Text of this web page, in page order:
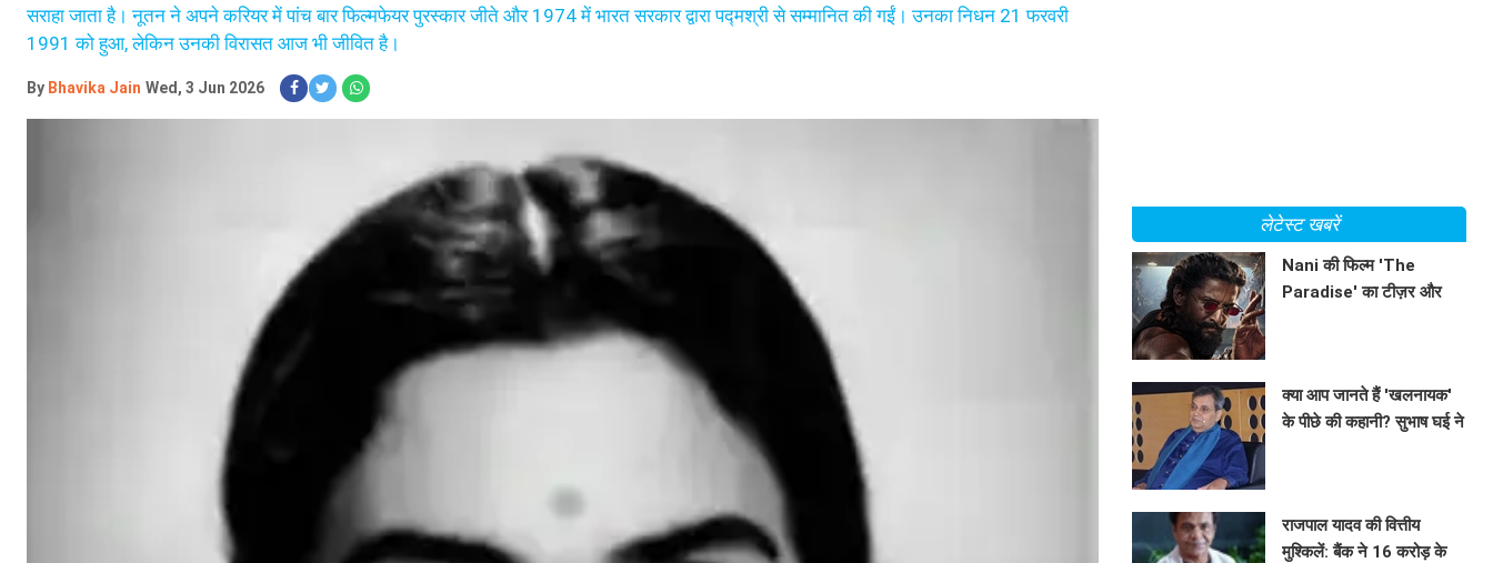
सराहा जाता है। नूतन ने अपने करियर में पांच बार फिल्मफेयर पुरस्कार जीते और 1974 में भारत सरकार द्वारा पद्मश्री से सम्मानित की गईं। उनका निधन 21 फरवरी
1991 को हुआ, लेकिन उनकी विरासत आज भी जीवित है।
By Bhavika Jain Wed, 3 Jun 2026
लेटेस्ट खबरें
Nani की फिल्म 'The
Paradise' का टीज़र और
क्या आप जानते हैं 'खलनायक'
के पीछे की कहानी? सुभाष घई ने
राजपाल यादव की वित्तीय
मुश्किलें: बैंक ने 16 करोड़ के